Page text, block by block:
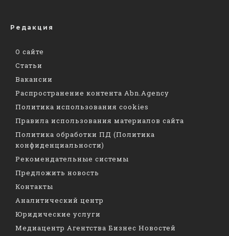
Редакция
О сайте
Статьи
Вакансии
Распространение контента Abn.Agency
Политика использования cookies
Правила использования материалов сайта
Политика обработки ПД (Политика
конфиденциальности)
Рекомендательные системы
Предложить новость
Контакты
Аналитический центр
Юридические услуги
Медиацентр Агентства Бизнес Новостей